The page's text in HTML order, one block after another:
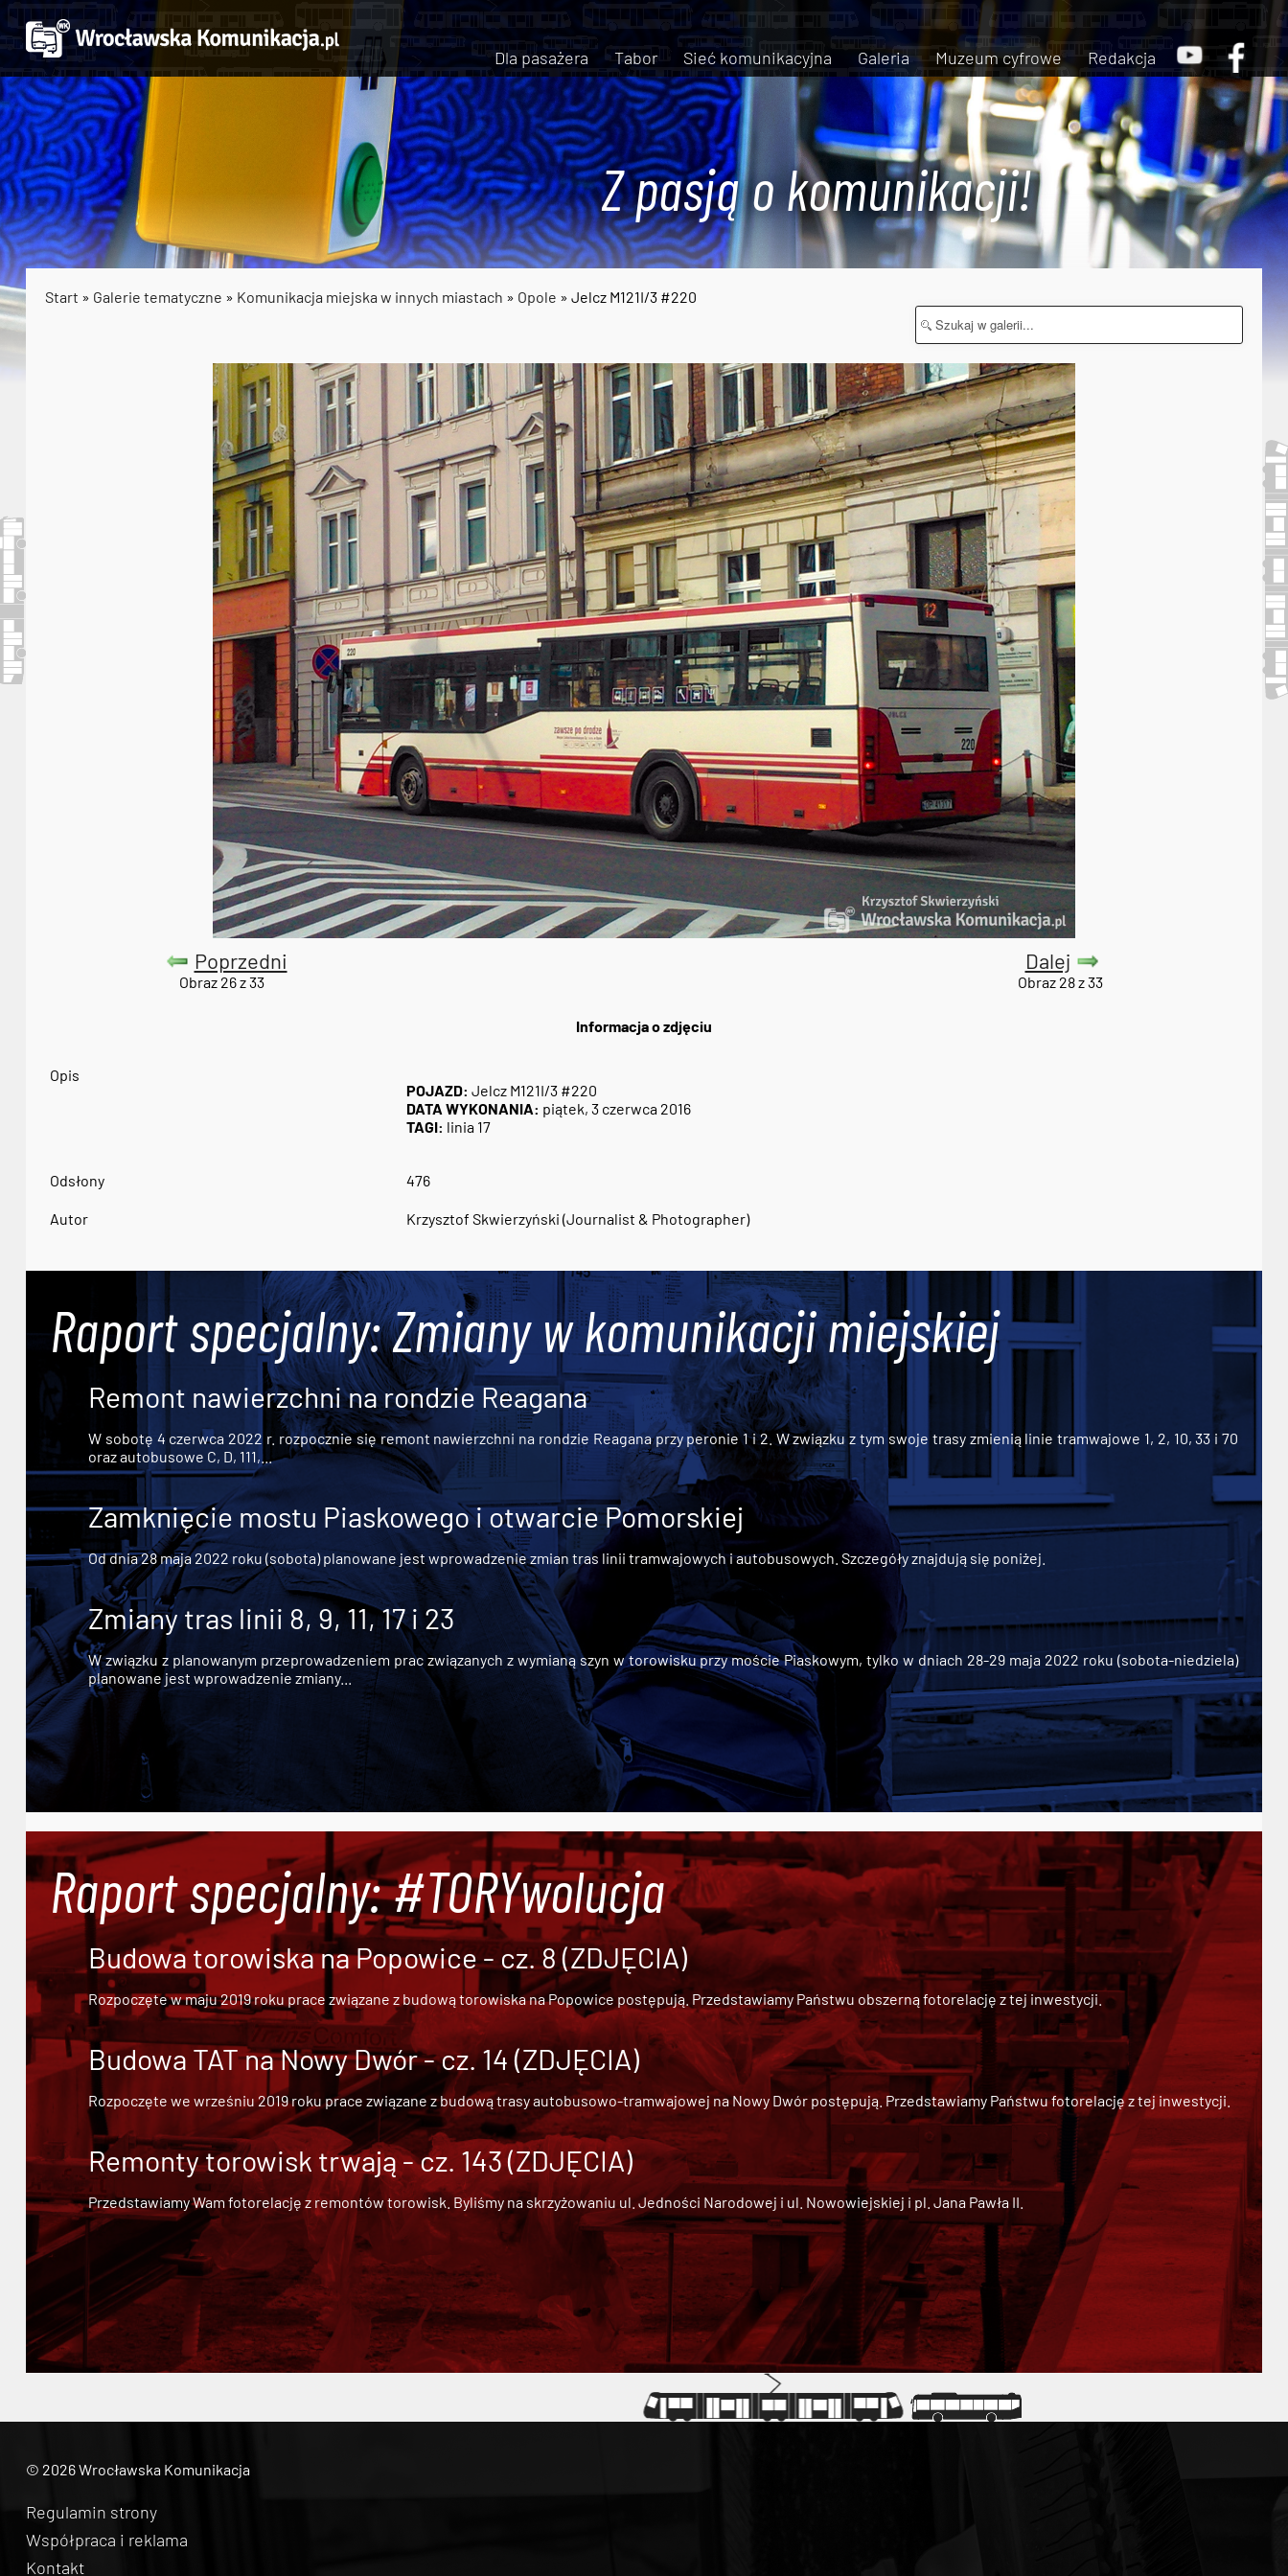
Dla pasażera Tabor Sieć komunikacyjna Galeria Muzeum cyfrowe Redakcja
Z pasją o komunikacji!
Start » Galerie tematyczne » Komunikacja miejska w innych miastach » Opole » Jelcz M121I/3 #220
Poprzedni
Obraz 26 z 33
Dalej
Obraz 28 z 33
Informacja o zdjęciu
Opis
POJAZD: Jelcz M121I/3 #220
DATA WYKONANIA: piątek, 3 czerwca 2016
TAGI: linia 17
Odsłony 476
Autor Krzysztof Skwierzyński (Journalist & Photographer)
Raport specjalny: Zmiany w komunikacji miejskiej
Remont nawierzchni na rondzie Reagana
W sobotę 4 czerwca 2022 r. rozpocznie się remont nawierzchni na rondzie Reagana przy peronie 1 i 2. W związku z tym swoje trasy zmienią linie tramwajowe 1, 2, 10, 33 i 70
oraz autobusowe C, D, 111,...
Zamknięcie mostu Piaskowego i otwarcie Pomorskiej
Od dnia 28 maja 2022 roku (sobota) planowane jest wprowadzenie zmian tras linii tramwajowych i autobusowych. Szczegóły znajdują się poniżej.
Zmiany tras linii 8, 9, 11, 17 i 23
W związku z planowanym przeprowadzeniem prac związanych z wymianą szyn w torowisku przy moście Piaskowym, tylko w dniach 28-29 maja 2022 roku (sobota-niedziela)
planowane jest wprowadzenie zmiany...
Raport specjalny: #TORYwolucja
Budowa torowiska na Popowice - cz. 8 (ZDJĘCIA)
Rozpoczęte w maju 2019 roku prace związane z budową torowiska na Popowice postępują. Przedstawiamy Państwu obszerną fotorelację z tej inwestycji.
Budowa TAT na Nowy Dwór - cz. 14 (ZDJĘCIA)
Rozpoczęte we wrześniu 2019 roku prace związane zbudową trasy autobusowo-tramwajowej na Nowy Dwórpostępują. Przedstawiamy Państwu fotorelację z tej inwestycji.
Remonty torowisk trwają - cz. 143 (ZDJĘCIA)
Przedstawiamy Wam fotorelację z remontów torowisk. Byliśmy na skrzyżowaniu ul. Jedności Narodowej i ul. Nowowiejskiej i pl. Jana Pawła II.
© 2026 Wrocławska Komunikacja
Regulamin strony
Współpraca i reklama
Kontakt